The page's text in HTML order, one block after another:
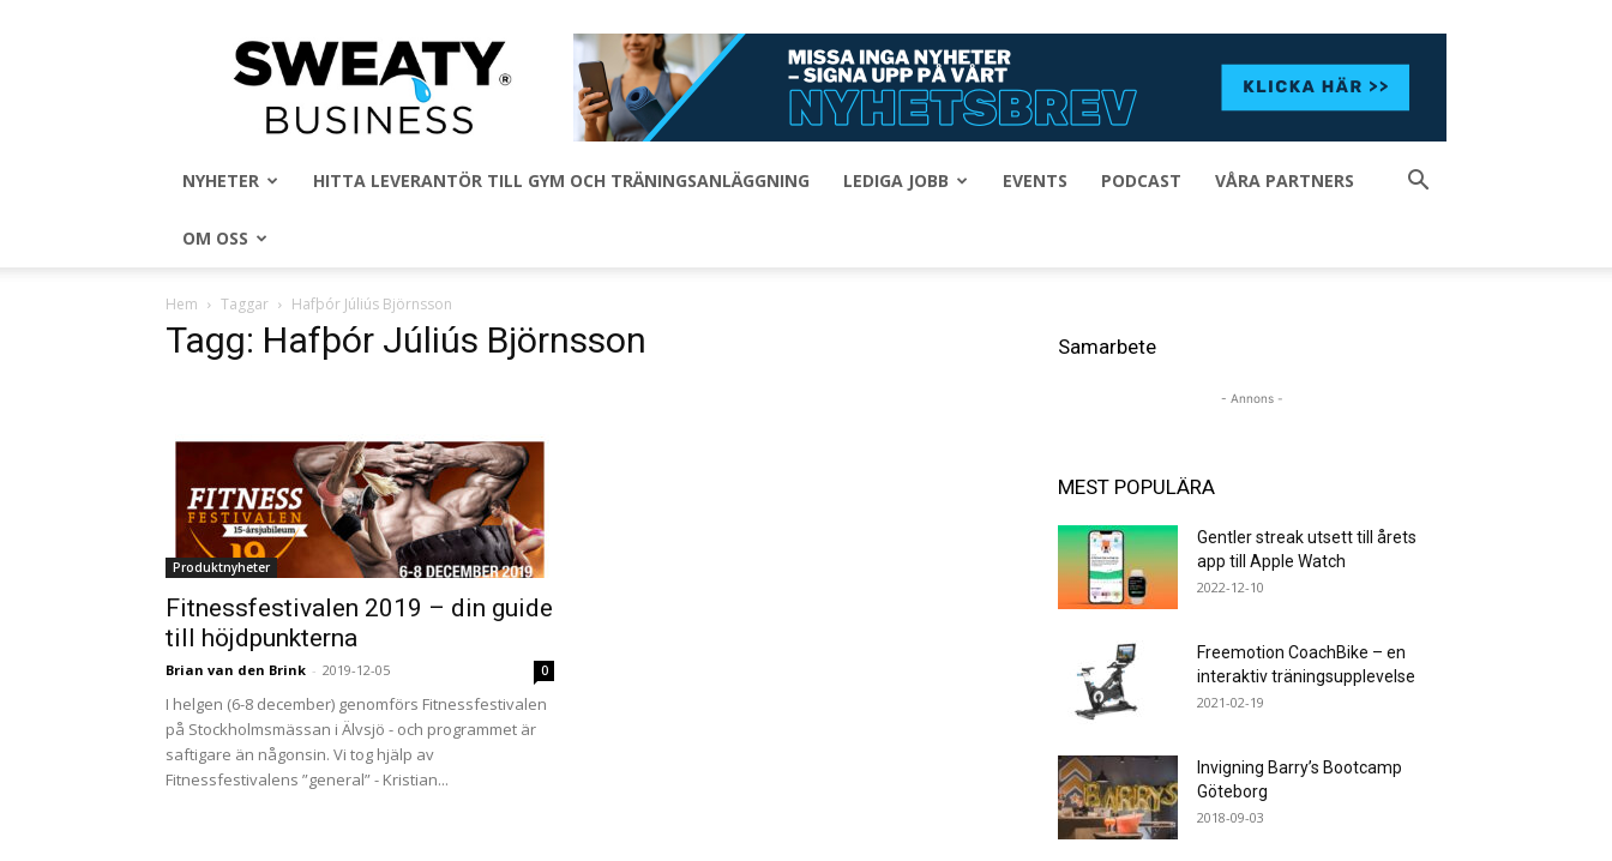
Sweaty
Business
NYHETER HITTA LEVERANTÖR TILL GYM OCH TRÄNINGSANLÄGGNING LEDIGA JOBB EVENTS PODCAST VÅRA PARTNERS
OM OSS
Hem Taggar Hafþór Júliús Björnsson
Tagg: Hafþór Júliús Björnsson
Produktnyheter
Fitnessfestivalen 2019 – din guide
till höjdpunkterna
Brian van den Brink - 2019-12-05 0
I helgen (6-8 december) genomförs Fitnessfestivalen
på Stockholmsmässan i Älvsjö - och programmet är
saftigare än någonsin. Vi tog hjälp av
Fitnessfestivalens ”general” - Kristian...
Samarbete
- Annons -
MEST POPULÄRA
Gentler streak utsett till årets
app till Apple Watch
2022-12-10
Freemotion CoachBike – en
interaktiv träningsupplevelse
2021-02-19
Invigning Barry’s Bootcamp
Göteborg
2018-09-03